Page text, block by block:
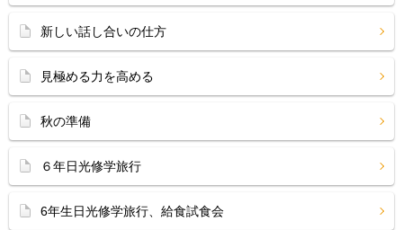
新しい話し合いの仕方
見極める力を高める
秋の準備
６年日光修学旅行
6年生日光修学旅行、給食試食会